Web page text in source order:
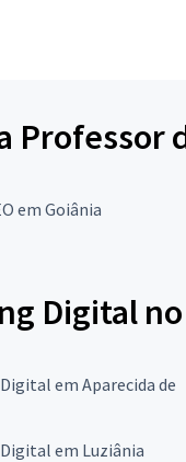
Professor
em Goiânia
Digital
em Aparecida de
em Luziânia